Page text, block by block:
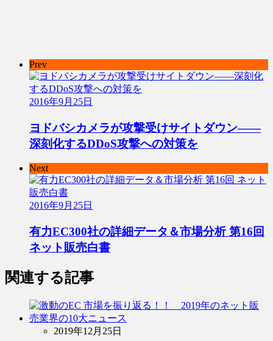
Prev
2016年9月25日
ヨドバシカメラが攻撃受けサイトダウン――
深刻化するDDoS攻撃への対策を
Next
2016年9月25日
有力EC300社の詳細データ＆市場分析 第16回
ネット販売白書
関連する記事
2019年12月25日